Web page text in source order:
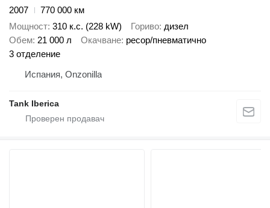
2007
770 000 км
Мощност 310 к.с. (228 kW) Гориво дизел
Обем 21 000 л Окачване ресор/пневматично
3 отделение
Испания, Onzonilla
Tank Iberica